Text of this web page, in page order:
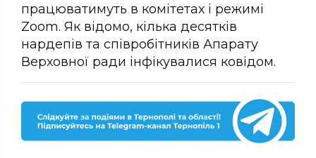
працюватимуть в комітетах і режимі
Zoom. Як відомо, кілька десятків
нардепів та співробітників Апарату
Верховної ради інфікувалися ковідом.